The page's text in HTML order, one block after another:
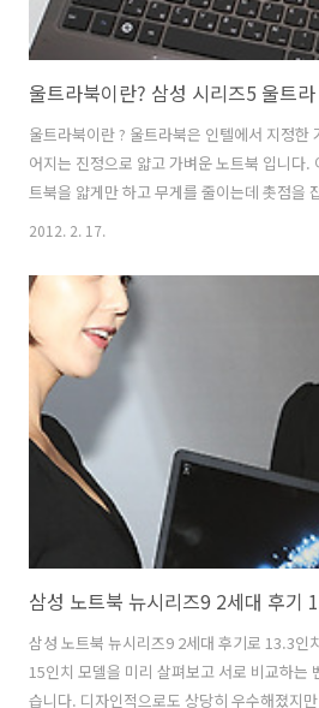
울트라북이란 ? 울트라북은 인텔에서 지정한
어지는 진정으로 얇고 가벼운 노트북 입니다.
트북을 얇게만 하고 무게를 줄이는데 촛점을
은 받지 못했습니다. 하지만, 울트라북은 초
진정으로 얇아졌고 무게도 가벼워진 앞으로
니다. 물론 가이드라인이 무슨 법같은것은 아
가능하면 지켜서 만드려고 노력중이죠. 일반
특성은 21mm 이하의 얇은 두께와 빠른 시작
터리 성능 입니다. 이 글의 취지는 ? 이번 글
2012. 2. 17.
삼성 노트북 뉴시리즈9 2세대 후기로 13.3인
15인치 모델을 미리 살펴보고 서로 비교하는
습니다. 디자인적으로도 상당히 우수해졌지